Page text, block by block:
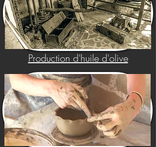
Production d'huile d'olive